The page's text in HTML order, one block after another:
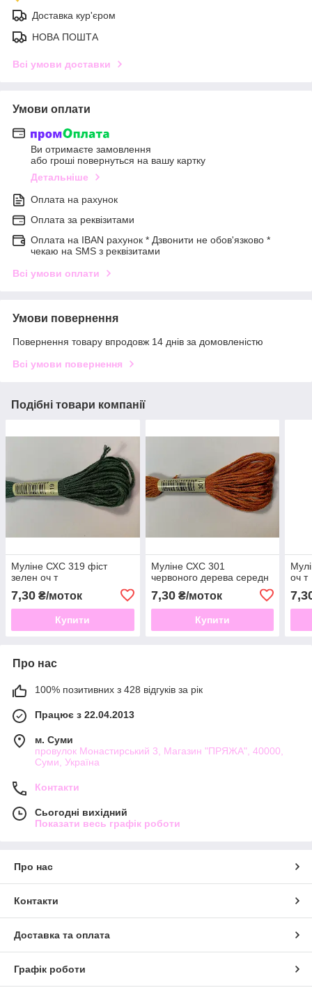
Доставка кур'єром
НОВА ПОШТА
Всі умови доставки
Умови оплати
Ви отримаєте замовлення
або гроші повернуться на вашу картку
Детальніше
Оплата на рахунок
Оплата за реквізитами
Оплата на IBAN рахунок * Дзвонити не обов'язково *
чекаю на SMS з реквізитами
Всі умови оплати
Умови повернення
Повернення товару впродовж 14 днів за домовленістю
Всі умови повернення
Подібні товари компанії
Муліне СХС 319 фіст
зелен оч т
7,30 ₴/моток
Купити
Муліне СХС 301
червоного дерева середн
7,30₴/моток
Купити
оч т
Про нас
100% позитивних з 428 відгуків за рік
Працює з 22.04.2013
м. Суми
провулок Монастирський 3, Магазин "ПРЯЖА", 40000,
Суми, Україна
Контакти
Сьогодні вихідний
Показати весь графік роботи
Про нас
Контакти
Доставка та оплата
Графік роботи